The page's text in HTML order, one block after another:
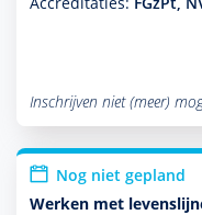
Inschrijven niet (meer)
Nog niet gepland
Werken met